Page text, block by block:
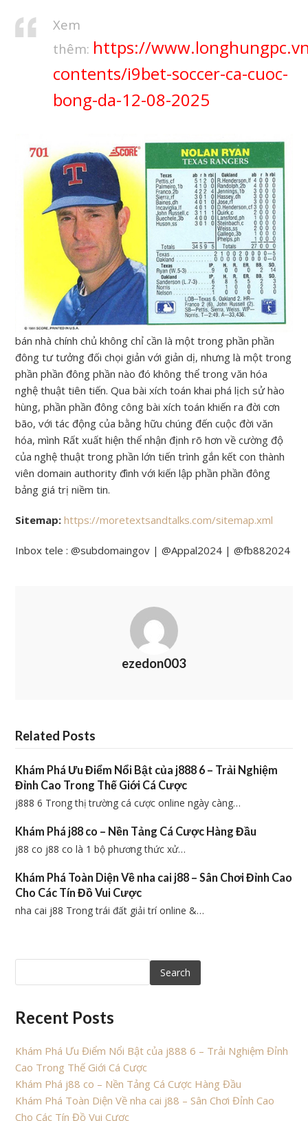
Xem
thêm: https://
contents/i9bet-soccer-ca-cuoc-
bong-da-12-08-2025
bán nhà chính chủ không chỉ cần là một trong phần phần
đông tư tưởng đối chọi giản với giản dị, nhưng là một trong
phần phần đông phần nào đó không thể trong văn hóa
nghệ thuật tiên tiến. Qua bài xích toán khai phá lịch sử hào
hùng, phần phần đông công bài xích toán khiến ra đời cơn
bão, với tác động của bằng hữu chúng đến cuộc đời văn
hóa, mình Rất xuất hiện thể nhận định rõ hơn về cường độ
của nghệ thuật trong phần lớn tiến trình gắn kết con thành
viên domain authority đình với kiến lập phần phần đông
bảng giá trị niềm tin.
Sitemap: https://moretextsandtalks.com/sitemap.xml
Inbox tele : @subdomaingov | @Appal2024 | @fb882024
ezedon003
Related Posts
Khám Phá Ưu Điểm Nổi Bật của j888 6 – Trải Nghiệm
Đỉnh Cao Trong Thế Giới Cá Cược
j888 6 Trong thị trường cá cược online ngày càng…
Khám Phá j88 co – Nền Tảng Cá Cược Hàng Đầu
j88 co j88 co là 1 bộ phương thức xử…
Khám Phá Toàn Diện Về nha cai j88 – Sân Chơi Đỉnh Cao
Cho Các Tín Đồ Vui Cược
nha cai j88 Trong trái đất giải trí online &…
Search
Recent Posts
Khám Phá Ưu Điểm Nổi Bật của j888 6 – Trải Nghiệm Đỉnh
Cao Trong Thế Giới Cá Cược
Khám Phá j88 co – Nền Tảng Cá Cược Hàng Đầu
Khám Phá Toàn Diện Về nha cai j88 – Sân Chơi Đỉnh Cao
Cho Các Tín Đồ Vui Cược